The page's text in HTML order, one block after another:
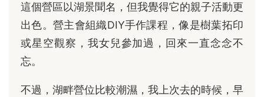
這個營區以湖景聞名，但我覺得它的親子活動更
出色。營主會組織DIY手作課程，像是樹葉拓印
或星空觀察，我女兒參加過，回來一直念念不
忘。
不過，湖畔營位比較潮濕，我上次去的時候，早